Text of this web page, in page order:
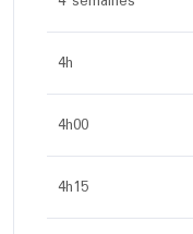
4h
4h00
4h15